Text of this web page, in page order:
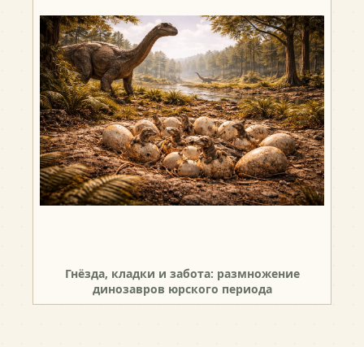
Гнёзда, кладки и забота: размножение
динозавров юрского периода